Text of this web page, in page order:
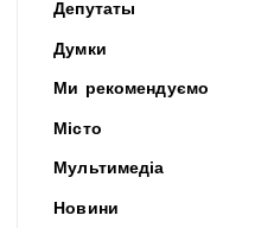
Депутаты
Думки
Ми рекомендуємо
Місто
Мультимедіа
Новини